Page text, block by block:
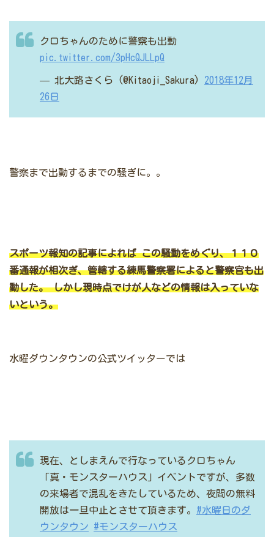
クロちゃんのために警察も出動
pic.twitter.com/3pHcQJLLpQ
— 北大路さくら (@Kitaoji_Sakura) 2018年12月
26日
警察まで出動するまでの騒ぎに。。
スポーツ報知の記事によればこの騒動をめぐり、１１０
番通報が相次ぎ、管轄する練馬警察署によると警察官も出
動した。しかし現時点でけが人などの情報は入っていな
いという。
水曜ダウンタウンの公式ツイッターでは
現在、としまえんで行なっているクロちゃん
「真・モンスターハウス」イベントですが、多数
の来場者で混乱をきたしているため、夜間の無料
開放は一旦中止とさせて頂きます。 #水曜日のダ
ウンタウン
#モンスターハウス